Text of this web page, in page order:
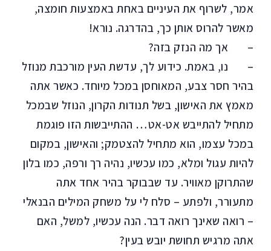
אמר, לשרוף את העיניים באחת באמצעות חומצה,
מאשר להרוס אותן כך, בהדרגה. נורא!
– אך מה הנזק בזה?
– נו, באמת. כידוע לך, עדשת העין מורכבת מנוזל
בהיר חסר צבע, המאוחסן במכל מיוחד. כאשר אתה
מאמץ את האישון, בשל תנודות הקרון, הנוזל שבמכל
מתחיל להתייבש אט-אט… ההתייבשות הזו פוגמת
במכל עצמו, הוא מתחיל להצטמק; והאישון, במקום
להיות עגול ומלא, כמו עכשיו, נהיה רך ורפה, כמו בלון
שהתרוקן מאוויר. עד שבבוקר בהיר אחד אתה
מתעורר, ולפתע – סלח לי על משחק המילים הבנאלי
– רואה שאינך רואה דבר. הנה עכשיו, למשל, האם
אתה מרגיש תחושת יובש בעין?